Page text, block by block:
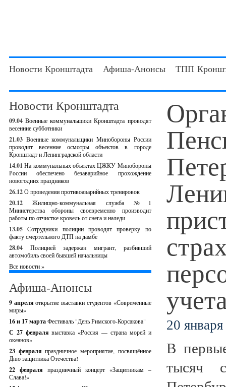
Новости Кронштадта Афиша-Анонсы ТПП
Новости Кронштадта
09.04 Военные коммунальщики Кронштадта проводят
весенние субботники
21.03 Военные коммунальщики Минобороны России
проводят весенние осмотры объектов в городе
Кронштадт и Ленинградской области
14.01 На коммунальных объектах ЦЖКУ Минобороны
России обеспечено безаварийное прохождение
новогодних праздников
26.12О проведении противоаварийных тренировок
20.12
Жилищно-коммунальная служба №1
Министерства обороны своевременно производит
работы по отчистке кровель от снега и наледи
13.05 Сотрудники полиции проводят проверку по
факту смертельного ДТП на дамбе
28.04
Полицией задержан мигрант, разбивший
автомобиль своей бывшей начальницы
Все новости »
Афиша-Анонсы
9 апреляоткрытие выставки студентов «Современные
миры»
16 и 17 мартаФестиваль "День Римского-Корсакова"
С 27 февралявыставка «Россия — страна морей и
океанов»
23 февраляпраздничное мероприятие, посвящённое
Дню защитника Отечества!
22 февраля праздничный концерт «Защитникам –
Слава!»
20
В
тысяч